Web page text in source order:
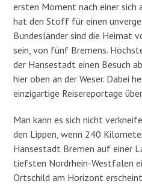
ersten Moment nach einer sich
hat den Stoff für einen
Bundesländer sind die Heimat
sein, von fünf Bremens.
der Hansestadt einen Besuch
hier oben an der Weser. Dabei
einzigartige Reisereportage
Man kann es sich nicht
den Lippen, wenn 240
Hansestadt Bremen auf einer
tiefsten Nordrhein-Westfalen
Ortschild am Horizont